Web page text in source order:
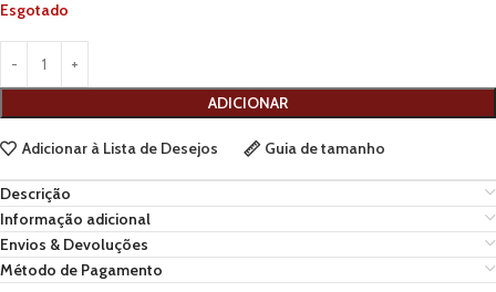
Esgotado
ADICIONAR
Adicionar à Lista de Desejos Guia de tamanho
Descrição
Informação adicional
Envios & Devoluções
Método de Pagamento